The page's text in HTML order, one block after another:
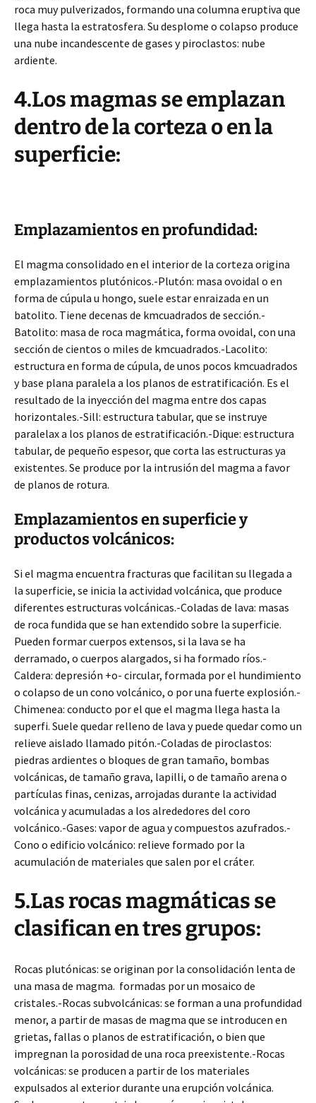
roca muy pulverizados, formando una columna eruptiva que
llega hasta la estratosfera. Su desplome o colapso produce
una nube incandescente de gases y piroclastos: nube
ardiente.
4.Los magmas se emplazan
dentro de la corteza o en la
superficie:
Emplazamientos en profundidad:
El magma consolidado en el interior de la corteza origina
emplazamientos plutónicos.-Plutón: masa ovoidal o en
forma de cúpula u hongo, suele estar enraizada en un
batolito. Tiene decenas de kmcuadrados de sección.-
Batolito: masa de roca magmática, forma ovoidal, con una
sección de cientos o miles de kmcuadrados.-Lacolito:
estructura en forma de cúpula, de unos pocos kmcuadrados
y base plana paralela a los planos de estratificación. Es el
resultado de la inyección del magma entre dos capas
horizontales.-Sill: estructura tabular, que se instruye
paralelax a los planos de estratificación.-Dique: estructura
tabular, de pequeño espesor, que corta las estructuras ya
existentes. Se produce por la intrusión del magma a favor
de planos de rotura.
Emplazamientos en superficie y
productos volcánicos:
Si el magma encuentra fracturas que facilitan su llegada a
la superficie, se inicia la actividad volcánica, que produce
diferentes estructuras volcánicas.-Coladas de lava: masas
de roca fundida que se han extendido sobre la superficie.
Pueden formar cuerpos extensos, si la lava se ha
derramado, o cuerpos alargados, si ha formado ríos.-
Caldera: depresión +o- circular, formada por el hundimiento
o colapso de un cono volcánico, o por una fuerte explosión.-
Chimenea: conducto por el que el magma llega hasta la
superfi. Suele quedar relleno de lava y puede quedar como un
relieve aislado llamado pitón.-Coladas de piroclastos:
piedras ardientes o bloques de gran tamaño, bombas
volcánicas, de tamaño grava, lapilli, o de tamaño arena o
partículas finas, cenizas, arrojadas durante la actividad
volcánica y acumuladas a los alrededores del coro
volcánico.-Gases: vapor de agua y compuestos azufrados.-
Cono o edificio volcánico: relieve formado por la
acumulación de materiales que salen por el cráter.
5.Las rocas magmáticas se
clasifican en tres grupos:
Rocas plutónicas: se originan por la consolidación lenta de
una masa de magma. formadas por un mosaico de
cristales.-Rocas subvolcánicas: se forman a una profundidad
menor, a partir de masas de magma que se introducen en
grietas, fallas o planos de estratificación, o bien que
impregnan la porosidad de una roca preexistente.-Rocas
volcánicas: se producen a partir de los materiales
expulsados al exterior durante una erupción volcánica.